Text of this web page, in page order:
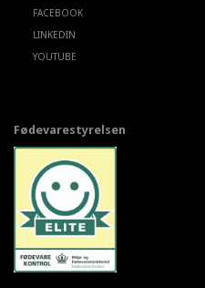
FACEBOOK
LINKEDIN
YOUTUBE
Fødevarestyrelsen